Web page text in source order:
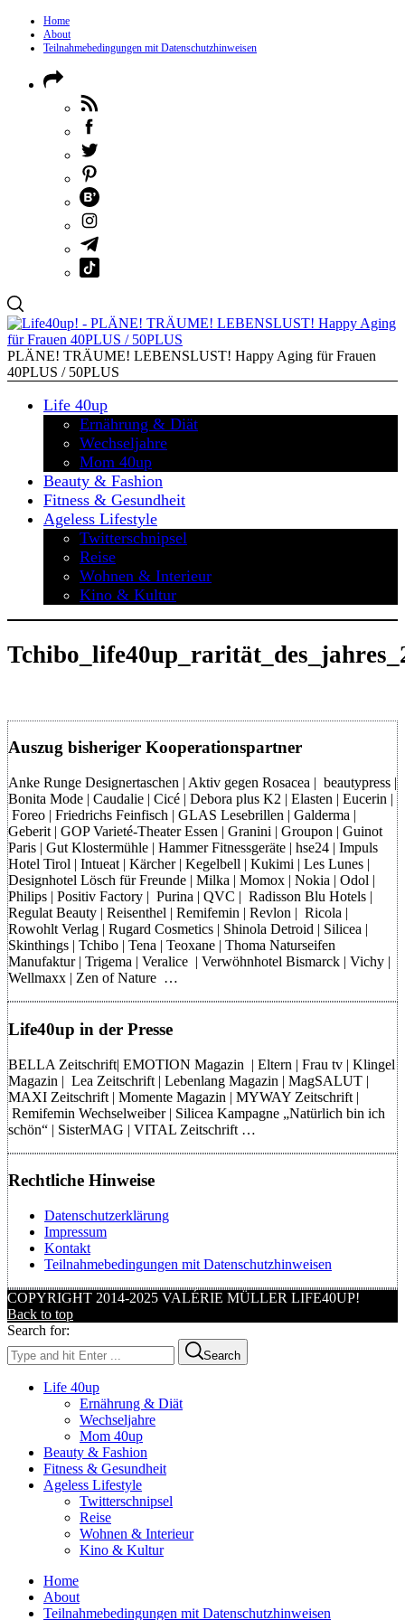
Home
About
Teilnahmebedingungen mit Datenschutzhinweisen
PLÄNE! TRÄUME! LEBENSLUST! Happy Aging für Frauen
40PLUS / 50PLUS
Life 40up
Ernährung & Diät
Wechseljahre
Mom 40up
Beauty & Fashion
Fitness & Gesundheit
Ageless Lifestyle
Twitterschnipsel
Reise
Wohnen & Interieur
Kino & Kultur
Auszug bisheriger Kooperationspartner
Anke Runge Designertaschen | Aktiv gegen Rosacea | beautypress |
Bonita Mode | Caudalie | Cicé | Debora plus K2 | Elasten | Eucerin |
Foreo | Friedrichs Feinfisch | GLAS Lesebrillen | Galderma |
Geberit | GOP Varieté-Theater Essen | Granini | Groupon | Guinot
Paris | Gut Klostermühle | Hammer Fitnessgeräte | hse24 | Impuls
Hotel Tirol | Intueat | Kärcher | Kegelbell | Kukimi | Les Lunes |
Designhotel Lösch für Freunde | Milka | Momox | Nokia | Odol |
Philips | Positiv Factory | Purina | QVC | Radisson Blu Hotels |
Regulat Beauty | Reisenthel | Remifemin | Revlon | Ricola |
Rowohlt Verlag | Rugard Cosmetics | Shinola Detroid | Silicea |
Skinthings | Tchibo | Tena | Teoxane | Thoma Naturseifen
Manufaktur | Trigema | Veralice | Verwöhnhotel Bismarck | Vichy |
Wellmaxx | Zen of Nature …
Life40up in der Presse
BELLA Zeitschrift| EMOTION Magazin | Eltern | Frau tv | Klingel
Magazin | Lea Zeitschrift | Lebenlang Magazin | MagSALUT |
MAXI Zeitschrift | Momente Magazin | MYWAY Zeitschrift |
Remifemin Wechselweiber | Silicea Kampagne „Natürlich bin ich
schön“ | SisterMAG | VITAL Zeitschrift …
Rechtliche Hinweise
Datenschutzerklärung
Impressum
Kontakt
Teilnahmebedingungen mit Datenschutzhinweisen
COPYRIGHT 2014-2025 VALÉRIE MÜLLER LIFE40UP!
Back to top
Search for:
Search
Life 40up
Ernährung & Diät
Wechseljahre
Mom 40up
Beauty & Fashion
Fitness & Gesundheit
Ageless Lifestyle
Twitterschnipsel
Reise
Wohnen & Interieur
Kino & Kultur
Home
About
Teilnahmebedingungen mit Datenschutzhinweisen